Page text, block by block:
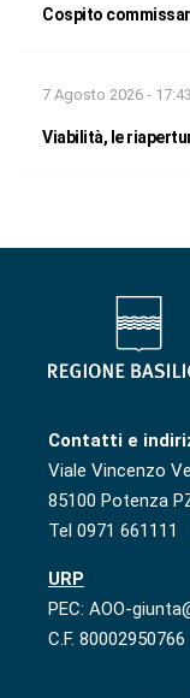
Cospito
7 Agosto 2026 - 17:43
Viabilità, le
Contatti e
Viale Vincenzo
85100 Potenza
Tel 0971 661111
URP
PEC: AOO-
C.F. 80002950766